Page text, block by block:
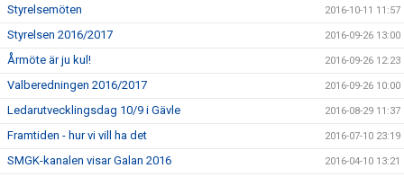
Styrelsemöten 2016-10-11 11:57
Styrelsen 2016/2017 2016-09-26 13:00
Årmöte är ju kul! 2016-09-26 12:23
Valberedningen 2016/2017 2016-09-26 10:00
Ledarutvecklingsdag 10/9 i Gävle 2016-08-29 11:37
Framtiden - hur vi vill ha det 2016-07-10 23:19
SMGK-kanalen visar Galan 2016 2016-04-10 13:21